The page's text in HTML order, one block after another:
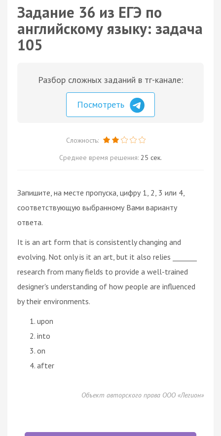
Задание 36 из ЕГЭ по
английскому языку: задача
105
Разбор сложных заданий в тг-канале:
Посмотреть
Сложность:
Среднее время решения: 25 сек.
Запишите, на месте пропуска, цифру 1, 2, 3 или 4,
соответствующую выбранному Вами варианту
ответа.
It is an art form that is consistently changing and
evolving. Not only is it an art, but it also relies _______
research from many fields to provide a well-trained
designer's understanding of how people are influenced
by their environments.
upon
into
on
after
Объект авторского права ООО «Легион»